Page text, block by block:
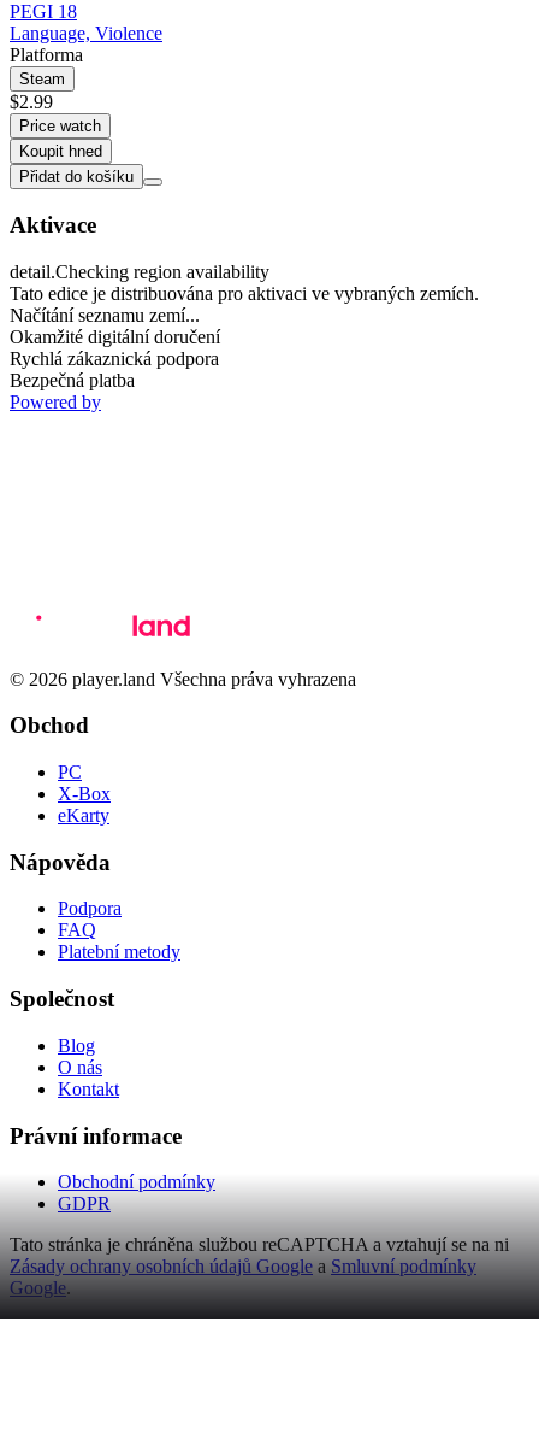
PEGI 18
Language, Violence
Platforma
Steam
$2.99
Price watch
Koupit hned
Přidat do košíku
Aktivace
detail.Checking region availability
Tato edice je distribuována pro aktivaci ve vybraných zemích.
Načítání seznamu zemí...
Okamžité digitální doručení
Rychlá zákaznická podpora
Bezpečná platba
Powered by
© 2026 player.land Všechna práva vyhrazena
Obchod
PC
X-Box
eKarty
Nápověda
Podpora
FAQ
Platební metody
Společnost
Blog
O nás
Kontakt
Právní informace
Obchodní podmínky
GDPR
Tato stránka je chráněna službou reCAPTCHA a vztahují se na ni
Zásady ochrany osobních údajů Google a Smluvní podmínky
Google.